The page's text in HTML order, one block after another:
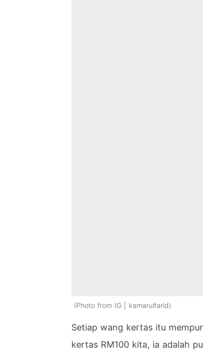
Photo from IG | kamarulfarid
Setiap wang kertas itu
kertas RM100 kita, ia adalah